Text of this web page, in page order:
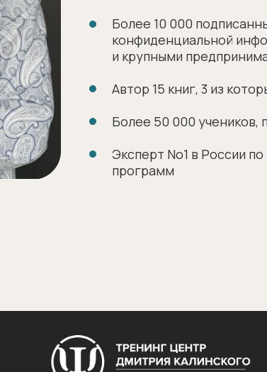
Более 10 000
конфиденциальной
и крупными
Автор 15 книг, 3 из
Более 50 000
Эксперт No1 в России
программ